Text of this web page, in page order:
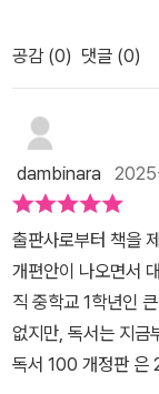
이 책을 집필하는
독서 컨설팅을 통해,
력이 하나의 탄탄한
는 팁, 같이 읽으면
어 개인적으로 좋았
생 각자의 진로와 관
과 삶을 연결 짓는
한 정보 습득을 넘
는 과정이기에독서
이 많이 가지 않는 영
~ 이거 흥미롭겠는
요 ^^젤 마지막란에
은 부록까지!! 굿~독
기 삶을 주도적으로
이들과 학부모들이
요?생기부 필독서
바쁜 아이라~~ 여기
분인데 이거 쓰신
을 정도더라구요고1
인데전반적인 대입
대입을 치뤄야 할 아
지그런 부분들을 다
은 당장 발등에 불
1에 대한 부분은 교
지라 이 부분은 내년
기부까지 만족시킬
확인해보고 싶었다.
근차근 도전해보고
장을 통해 왜 생기
는데, 교육 개편이
보가 되었다는 것을
책이 개정되어 나온
인문사회계열, 과학
있다. 제목 그대로
한다. 단순한 목록의
저스처럼 의기투합
공감 (0) 댓글 (0)
dambinara
출판사로부터 책을
개편안이 나오면서
직 중학교 1학년인
없지만, 독서는 지금
독서 100 개정판 은